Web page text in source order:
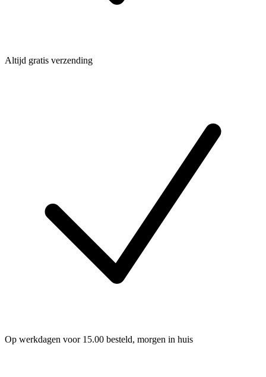
Altijd gratis verzending
Op werkdagen voor 15.00 besteld, morgen in huis